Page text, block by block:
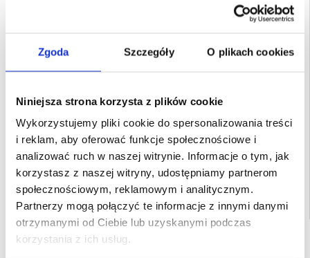
Zgoda Szczegóły O plikach cookies
Niniejsza strona korzysta z plików cookie
Wykorzystujemy pliki cookie do spersonalizowania treści
i reklam, aby oferować funkcje społecznościowe i
analizować ruch w naszej witrynie. Informacje o tym, jak
korzystasz z naszej witryny, udostępniamy partnerom
społecznościowym, reklamowym i analitycznym.
Partnerzy mogą połączyć te informacje z innymi danymi
otrzymanymi od Ciebie lub uzyskanymi podczas
korzystania z ich usług.
- Hartowane szkło ochronne z filtrem prywatności na Honor Magic7 Pro
- W pełni pokrywa cały ekran dla optymalnej ochrony Honor Magic7 Pro
- Filtr prywatności uniemożliwia odczytanie treści przez osoby postronne
- Łatwa instalacja na Honor Magic7 Pro
czujnikiem linii papilarnych Honor Magic7 Pro
Opakowanie:Euroblister
Magic7 Pro Etui & Akcesoria
SZYBKA DOSTAWA